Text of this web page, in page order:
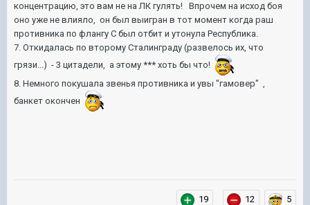
концентрацию, это вам не на ЛК гулять! Впрочем на исход боя
оно уже не влияло, он был выигран в тот момент когда раш
противника по флангу С был отбит и утонула Республика.
7. Откидалась по второму Сталинграду (развелось их, что
грязи...) - 3 цитадели, а этому *** хоть бы что!
8. Немного покушала звенья противника и увы "гамовер" ,
банкет окончен
19 12 5